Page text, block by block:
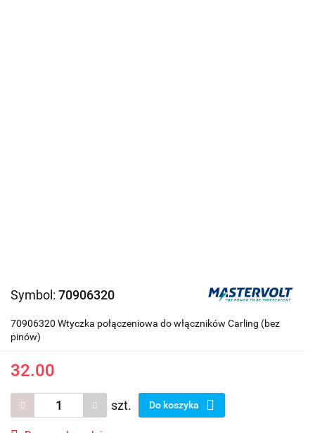
Symbol: 70906320
70906320 Wtyczka połączeniowa do włączników Carling (bez
pinów)
32.00
szt. Do koszyka